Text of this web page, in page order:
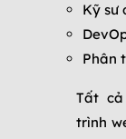
Kỹ sư
Phân
Tất
trình